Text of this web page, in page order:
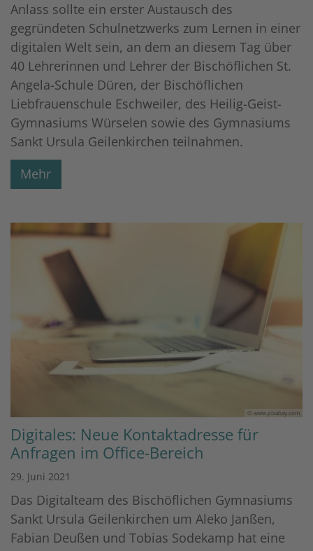
Anlass sollte ein erster Austausch des
gegründeten Schulnetzwerks zum Lernen in einer
digitalen Welt sein, an dem an diesem Tag über
40 Lehrerinnen und Lehrer der Bischöflichen St.
Angela-Schule Düren, der Bischöflichen
Liebfrauenschule Eschweiler, des Heilig-Geist-
Gymnasiums Würselen sowie des Gymnasiums
Sankt Ursula Geilenkirchen teilnahmen.
Mehr
© www.pixabay.com
Digitales: Neue Kontaktadresse für
Anfragen im Office-Bereich
29. Juni 2021
Das Digitalteam des Bischöflichen Gymnasiums
Sankt Ursula Geilenkirchen um Aleko Janßen,
Fabian Deußen und Tobias Sodekamp hat eine